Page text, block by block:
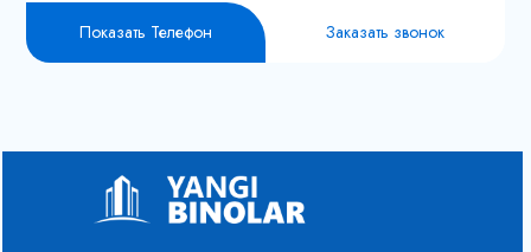
132.79 м²
Показать Телефон Заказать звонок